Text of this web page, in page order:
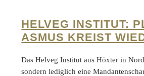
HELVEG INSTITUT:
ASMUS KREIST
Das Helveg Institut aus Höxter in
sondern lediglich eine